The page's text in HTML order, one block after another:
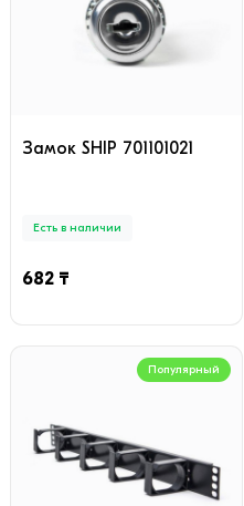
Замок SHIP 701101021
Есть в наличии
682 ₸
Популярный